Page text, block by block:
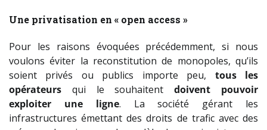
Une privatisation en « open access »
Pour les raisons évoquées précédemment, si nous
voulons éviter la reconstitution de monopoles, qu’ils
soient privés ou publics importe peu, tous les
opérateurs qui le souhaitentdoivent pouvoir
exploiter une ligne. La société gérant les
infrastructures émettant des droits de trafic avec des